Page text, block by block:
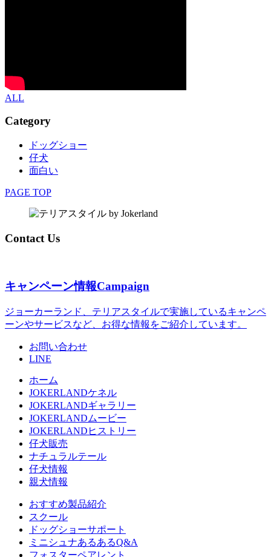
ALL
Category
ドッグショー
仔犬
面白い
PAGE TOP
Contact Us
キャンペーン情報Campaign
ジョーカーランド、テリアスタイルで実施しているキャンペ
ーンやサービスなど、お得な情報をご紹介しています。
お問い合わせ
LINE
ホーム
JOKERLANDケネル
JOKERLANDギャラリー
JOKERLANDムービー
JOKERLANDヒストリー
仔犬販売
ナチュラルテール
仔犬情報
親犬情報
おすすめ製品紹介
スクール
ドッグショーサポート
ミニシュナあるあるQ&A
フォスターペアレント